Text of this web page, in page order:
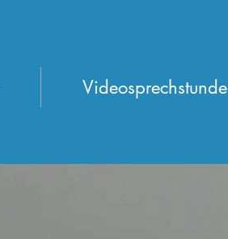
Videosprechstunde